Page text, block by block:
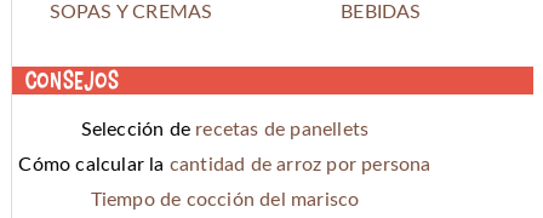
SOPAS Y CREMAS
BEBIDAS
Consejos
Selección de recetas de panellets
Cómo calcular la cantidad de arroz por persona
Tiempo de cocción del marisco